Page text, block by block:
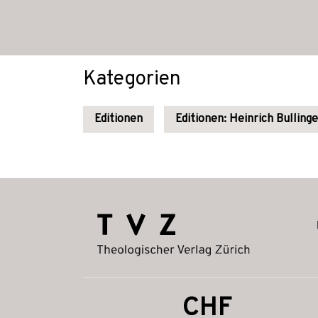
Kategorien
Editionen Editionen: Heinrich
CHF